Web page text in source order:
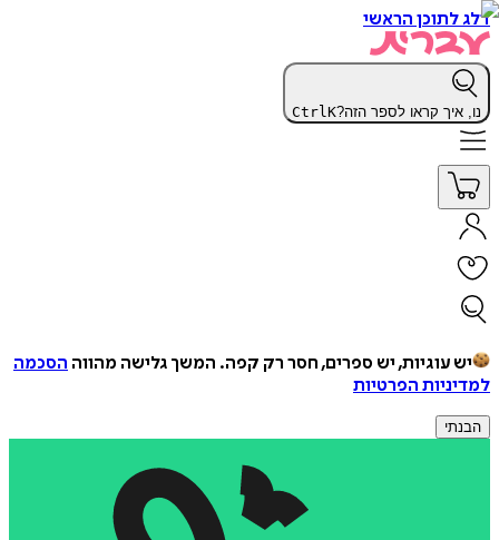
דלג לתוכן הראשי
נו, איך קראו לספר הזה? CtrlK
יש עוגיות, יש ספרים, חסר רק קפה. המשך גלישה מהווה הסכמה
למדיניות הפרטיות
הבנתי